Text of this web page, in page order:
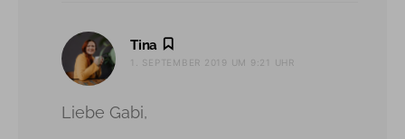
Tina
1. SEPTEMBER 2019 UM 9:21 UHR
Liebe Gabi,